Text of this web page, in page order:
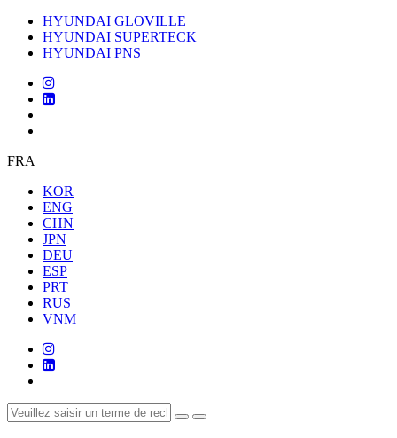
HYUNDAI GLOVILLE
HYUNDAI SUPERTECK
HYUNDAI PNS
FRA
KOR
ENG
CHN
JPN
DEU
ESP
PRT
RUS
VNM